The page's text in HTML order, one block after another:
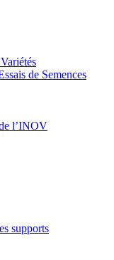
de Semences
l’INOV
supports